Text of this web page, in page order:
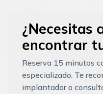
¿Necesitas
encontrar
Reserva 15 minutos
especializado. Te
implantador o